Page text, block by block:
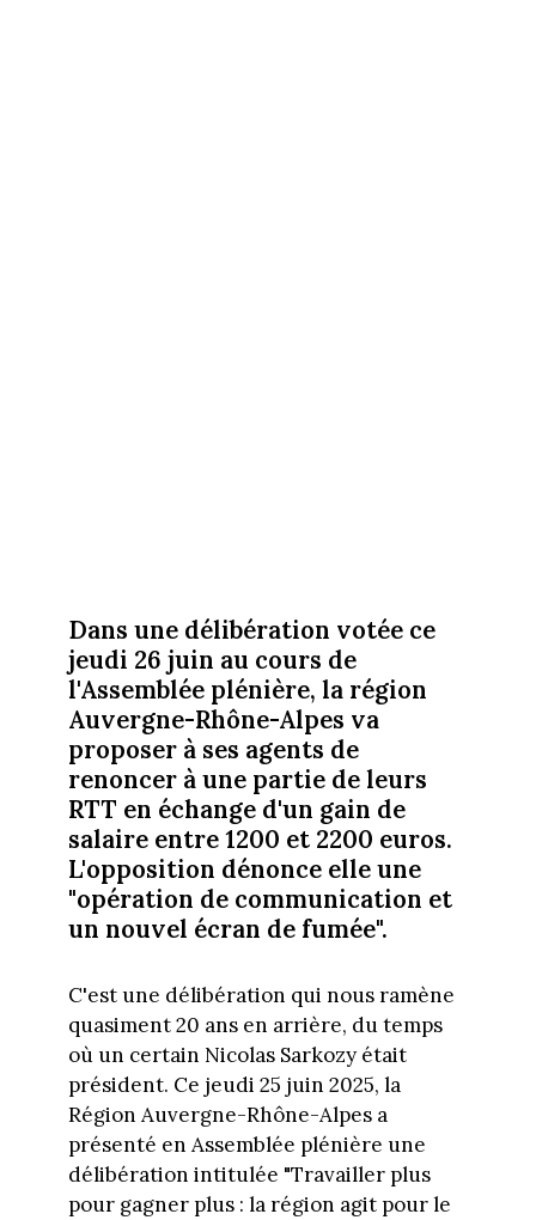
Dans une délibération votée ce
jeudi 26 juin au cours de
l'Assemblée plénière, la région
Auvergne-Rhône-Alpes va
proposer à ses agents de
renoncer à une partie de leurs
RTT en échange d'un gain de
salaire entre 1200 et 2200 euros.
L'opposition dénonce elle une
"opération de communication et
un nouvel écran de fumée".
C'est une délibération qui nous ramène
quasiment 20 ans en arrière, du temps
où un certain Nicolas Sarkozy était
président. Ce jeudi 25 juin 2025, la
Région Auvergne-Rhône-Alpes a
présenté en Assemblée plénière une
délibération intitulée "Travailler plus
pour gagner plus : la région agit pour le